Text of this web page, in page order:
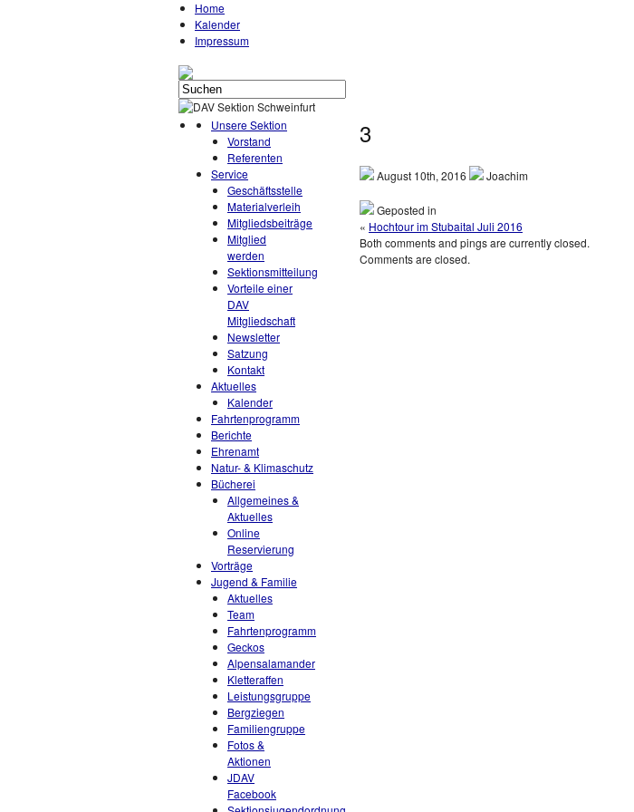
Home
Kalender
Impressum
Unsere Sektion
Vorstand
Referenten
Service
Geschäftsstelle
Materialverleih
Mitgliedsbeiträge
Mitglied
werden
Sektionsmitteilung
Vorteile einer
DAV
Mitgliedschaft
Newsletter
Satzung
Kontakt
Aktuelles
Kalender
Fahrtenprogramm
Berichte
Ehrenamt
Natur- & Klimaschutz
Bücherei
Allgemeines &
Aktuelles
Online
Reservierung
Vorträge
Jugend & Familie
Aktuelles
Team
Fahrtenprogramm
Geckos
Alpensalamander
Kletteraffen
Leistungsgruppe
Bergziegen
Familiengruppe
Fotos &
Aktionen
JDAV
Facebook
3
August 10th, 2016 Joachim
Geposted in
« Hochtour im Stubaital Juli 2016
Both comments and pings are currently closed.
Comments are closed.